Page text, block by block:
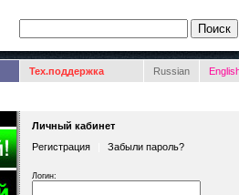
Тех.поддержка Russian
Личный кабинет
Регистрация
Забыли пароль?
Логин: